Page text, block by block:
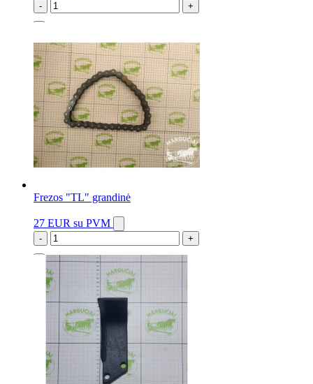
- +
Frezos "TL" grandinė
27 EUR su PVM
- +
2 vnt.